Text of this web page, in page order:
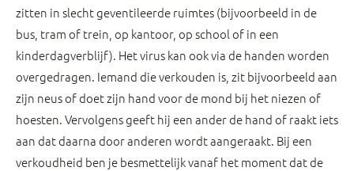
zitten in slecht geventileerde ruimtes (bijvoorbeeld in de
bus, tram of trein, op kantoor, op school of in een
kinderdagverblijf). Het virus kan ook via de handen worden
overgedragen. Iemand die verkouden is, zit bijvoorbeeld aan
zijn neus of doet zijn hand voor de mond bij het niezen of
hoesten. Vervolgens geeft hij een ander de hand of raakt iets
aan dat daarna door anderen wordt aangeraakt. Bij een
verkoudheid ben je besmettelijk vanaf het moment dat de